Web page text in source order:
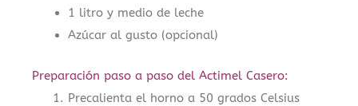
1 litro y medio de leche
Azúcar al gusto (opcional)
Preparación paso a paso del Actimel Casero:
Precalienta el horno a 50 grados Celsius